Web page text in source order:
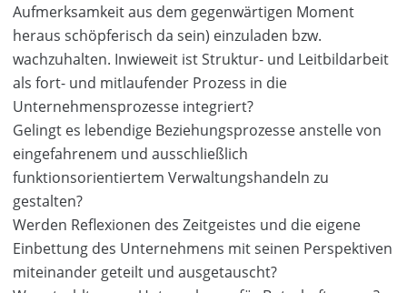
Aufmerksamkeit aus dem gegenwärtigen Moment
heraus schöpferisch da sein) einzuladen bzw.
wachzuhalten. Inwieweit ist Struktur- und Leitbildarbeit
als fort- und mitlaufender Prozess in die
Unternehmensprozesse integriert?
Gelingt es lebendige Beziehungsprozesse anstelle von
eingefahrenem und ausschließlich
funktionsorientiertem Verwaltungshandeln zu
gestalten?
Werden Reflexionen des Zeitgeistes und die eigene
Einbettung des Unternehmens mit seinen Perspektiven
miteinander geteilt und ausgetauscht?